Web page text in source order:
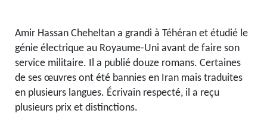
Vie pratique
Finances
Nouveautés
Numérique
Livres audio
Amir Hassan Cheheltan a grandi à Téhéran et étudié le
génie électrique au Royaume-Uni avant de faire son
service militaire. Il a publié douze romans. Certaines
de ses œuvres ont été bannies en Iran mais traduites
en plusieurs langues. Écrivain respecté, il a reçu
plusieurs prix et distinctions.